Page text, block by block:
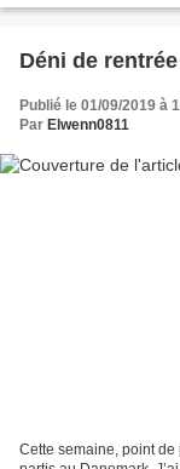
Déni de rentrée
Publié le 01/09/2019 à
Par Elwenn0811
Cette semaine, point